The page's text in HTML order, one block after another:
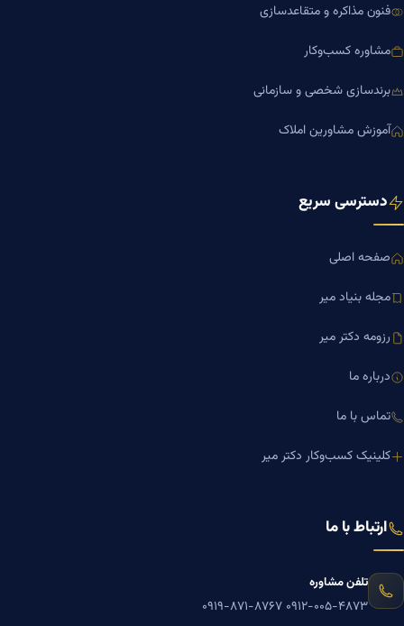
فنون مذاکره و متقاعدسازی
مشاوره کسب‌وکار
برندسازی شخصی و سازمانی
آموزش مشاورین املاک
دسترسی سریع
صفحه اصلی
مجله بنیاد میر
رزومه دکتر میر
درباره ما
تماس با ما
کلینیک کسب‌وکار دکتر میر
ارتباط با ما
تلفن مشاوره
۰۹۱۲-۰۰۵-۴۸۷۳ ۰۹۱۹-۸۷۱-۸۷۶۷